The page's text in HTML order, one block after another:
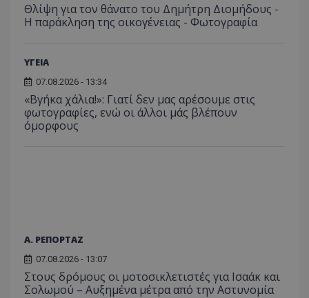
Θλίψη για τον θάνατο του Δημήτρη Διομήδους -
Η παράκληση της οικογένειας - Φωτογραφία
ΥΓΕΙΑ
07.08.2026 - 13:34
«Βγήκα χάλια!»: Γιατί δεν μας αρέσουμε στις
φωτογραφίες, ενώ οι άλλοι μάς βλέπουν
όμορφους
Α. ΡΕΠΟΡΤΑΖ
07.08.2026 - 13:07
Στους δρόμους οι μοτοσικλετιστές για Ισαάκ και
Σολωμού – Αυξημένα μέτρα από την Αστυνομία